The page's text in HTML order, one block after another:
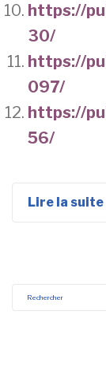
https://
30/
https://
097/
https://
56/
Lire la suite
Recherche